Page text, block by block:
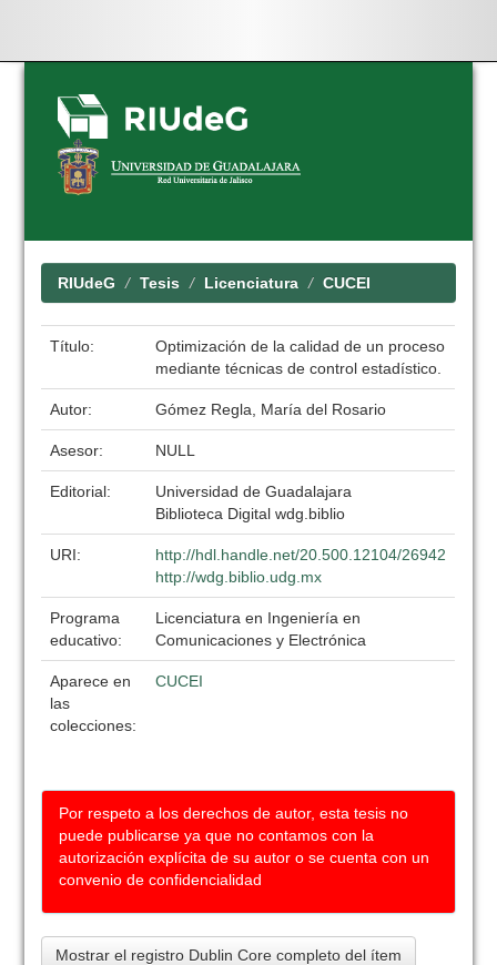
Skip
navigation
RIUdeG Tesis Licenciatura CUCEI
Título:
Optimización de la calidad de un proceso
mediante técnicas de control estadístico.
Autor: Gómez Regla, María del Rosario
Asesor: NULL
Editorial:
Universidad de Guadalajara
Biblioteca Digital wdg.biblio
URI:
http://hdl.handle.net/20.500.12104/26942
http://wdg.biblio.udg.mx
Programa
educativo:
Licenciatura en Ingeniería en
Comunicaciones y Electrónica
Aparece en
las
colecciones:
CUCEI
Por respeto a los derechos de autor, esta tesis no
puede publicarse ya que no contamos con la
autorización explícita de su autor o se cuenta con un
convenio de confidencialidad
Mostrar el registro Dublin Core completo del ítem